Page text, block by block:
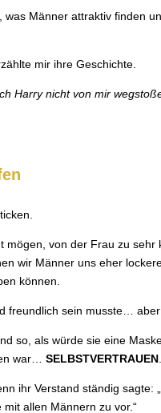
Männer attraktiv finden
mir ihre Geschichte.
Harry nicht von mir
von der Frau zu sehr
wir Männer uns eher
können.
freundlich sein musste…
so, als würde sie eine
war…SELBSTVERTRAUEN.
ihr Verstand ständig sagte:
allen Männern zu vor.“